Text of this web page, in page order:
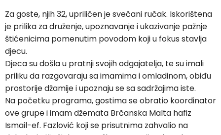
Za goste, njih 32, upriličen je svečani ručak. Iskorištena
je prilika za druženje, upoznavanje i ukazivanje pažnje
štićenicima pomenutim povodom koji u fokus stavlja
djecu.
Djeca su došla u pratnji svojih odgajatelja, te su imali
priliku da razgovaraju sa imamima i omladinom, obiđu
prostorije džamije i upoznaju se sa sadržajima iste.
Na početku programa, gostima se obratio koordinator
ove grupe i imam džemata Brčanska Malta hafiz
Ismail-ef. Fazlović koji se prisutnima zahvalio na